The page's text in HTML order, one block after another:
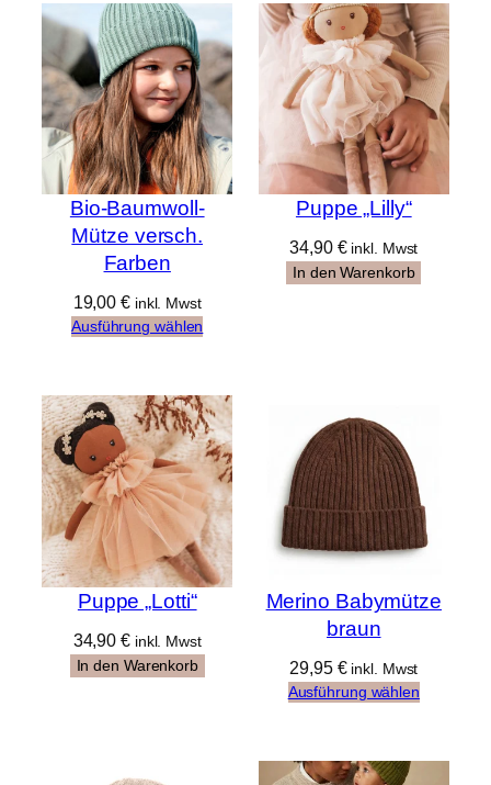
Bio-Baumwoll-
Mütze versch.
Farben
19,00€ inkl. Mwst
Ausführung wählen
Puppe „Lilly“
34,90 € inkl. Mwst
In den Warenkorb
Puppe „Lotti“
34,90€ inkl. Mwst
In den Warenkorb
Merino Babymütze
braun
29,95 € inkl. Mwst
Ausführung wählen